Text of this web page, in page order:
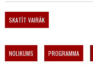
SKATĪT VAIRĀK
NOLIKUMS PROGRAMMA